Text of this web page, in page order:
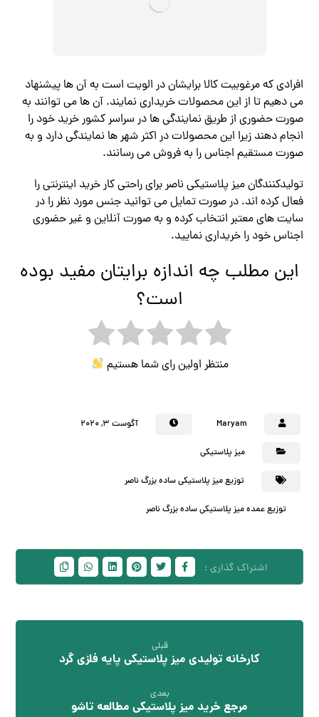
افرادی که مرغوبیت کالا برایشان در الویت است به آن ها پیشنهاد
می دهیم تا از این محصولات خریداری نمایند. آن ها می توانند به
صورت حضوری از طریق نمایندگی ها در سراسر کشور خرید خود را
انجام دهند زیرا این محصولات در اکثر شهر ها نمایندگی دارد و به
صورت مستقیم اجناس را به فروش می رسانند.
تولیدکنندگان میز پلاستیکی ناصر برای راحتی کار خرید اینترنتی را
فعال کرده اند. در صورت تمایل می توانید جنس مورد نظر را در
سایت های معتبر انتخاب کرده و به صورت آنلاین و غیر حضوری
اجناس خود را خریداری نمایید.
این مطلب چه اندازه برایتان مفید بوده
است؟
منتظر اولین رای شما هستیم
Maryam آگوست ۳, ۲۰۲۰
میز پلاستیکی
توزیع میز پلاستیکی ساده بزرگ ناصر
توزیع عمده میز پلاستیکی ساده بزرگ ناصر
قبلی
کارخانه تولیدی میز پلاستیکی پایه فلزی گرد
بعدی
مرجع خرید میز پلاستیکی مطالعه تاشو